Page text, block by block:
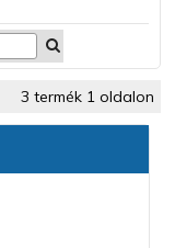
3 termék 1 oldalon